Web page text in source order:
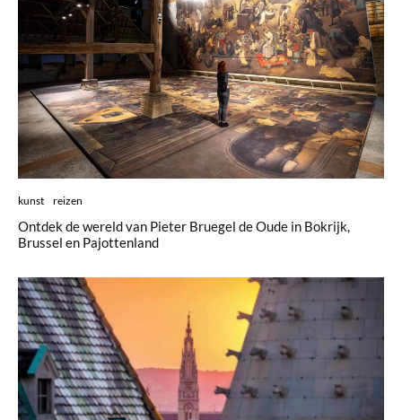
kunst reizen
Ontdek de wereld van Pieter Bruegel de Oude in Bokrijk,
Brussel en Pajottenland